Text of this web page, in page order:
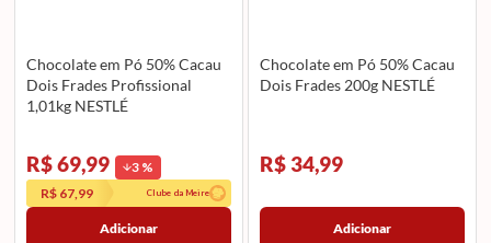
Chocolate em Pó 50% Cacau
Dois Frades Profissional
1,01kg NESTLÉ
R$ 69,99 3%
R$ 67,99
Clube da Meire
Adicionar
Chocolate em Pó 50% Cacau
Dois Frades 200g NESTLÉ
R$ 34,99
Adicionar